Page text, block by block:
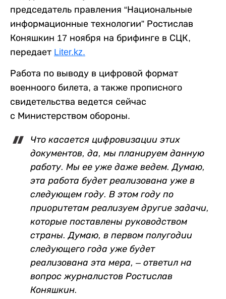
председатель правления “Национальные
информационные технологии” Ростислав
Коняшкин 17 ноября на брифинге в СЦК,
передает Liter.kz.
Работа по выводу в цифровой формат
военноого билета, а также прописного
свидетельства ведется сейчас
с Министерством обороны.
Что касается цифровизации этих
документов, да, мы планируем данную
работу. Мы ее уже даже ведем. Думаю,
эта работа будет реализована уже в
следующем году. В этом году по
приоритетам реализуем другие задачи,
которые поставлены руководством
страны. Думаю, в первом полугодии
следующего года уже будет
реализована эта мера, – ответил на
вопрос журналистов Ростислав
Коняшкин.